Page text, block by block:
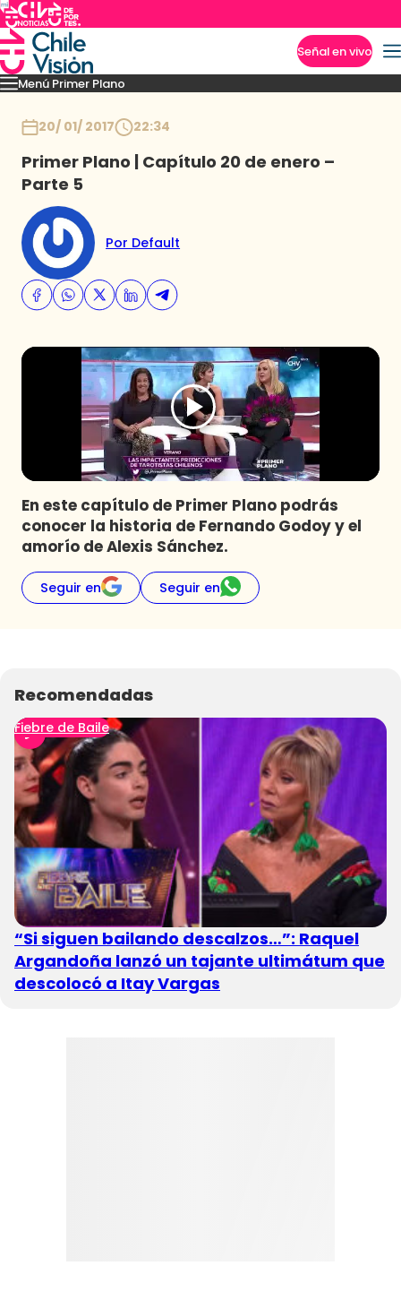
Señal en vivo
Menú Primer Plano
Capítulos Momentos Podcast Novedades
20/ 01/ 2017 22:34
Primer Plano | Capítulo 20 de enero –
Parte 5
Por Default
En este capítulo de Primer Plano podrás
conocer la historia de Fernando Godoy y el
amorío de Alexis Sánchez.
Seguir en Seguir en
Recomendadas
Fiebre de Baile
“Si siguen bailando descalzos…”: Raquel
Argandoña lanzó un tajante ultimátum que
descolocó a Itay Vargas
Imperdibles
Programas
Club De La Comedia
Contigo en Directo
Plan Perfecto
El Tiempo
Sabingo
Todos Los Programas